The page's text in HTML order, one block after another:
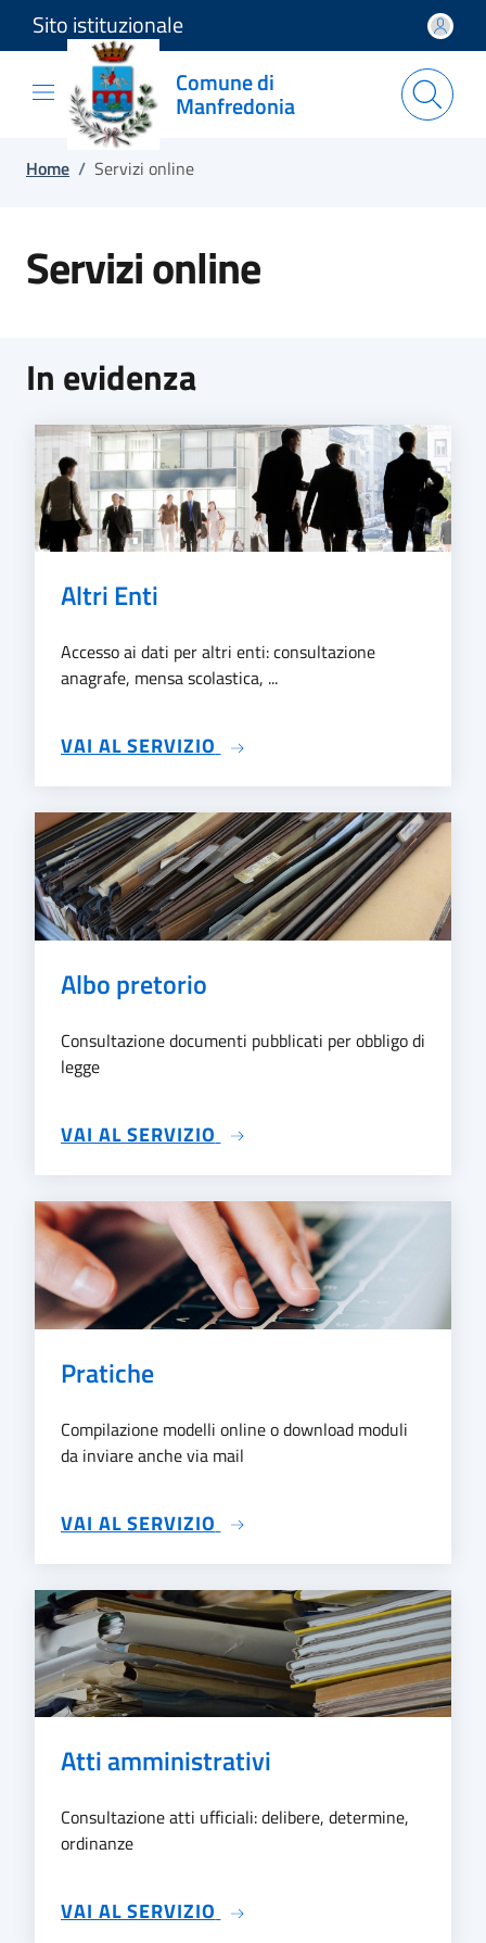
Salta e vai al contenuto
Salta e vai al footer
Sito istituzionale
Comune di
Manfredonia
Home / Servizi online
Servizi online
In evidenza
Altri Enti
Accesso ai dati per altri enti: consultazione
anagrafe, mensa scolastica, ...
VAI AL SERVIZIO SU ALTRI ENTI
Albo pretorio
Consultazione documenti pubblicati per obbligo di
legge
VAI AL SERVIZIO SU ALBO PRETORIO
Pratiche
Compilazione modelli online o download moduli
da inviare anche via mail
VAI AL SERVIZIO SU PRATICHE
Atti amministrativi
Consultazione atti ufficiali: delibere, determine,
ordinanze
VAI AL SERVIZIO SU ATTI AMMINISTRATIVI